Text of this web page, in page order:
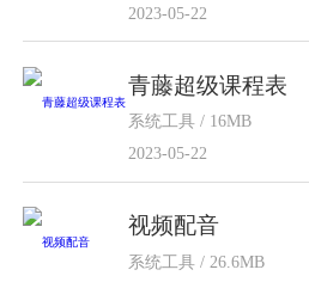
2023-05-22
青藤超级课程表
系统工具 / 16MB
2023-05-22
视频配音
系统工具 / 26.6MB